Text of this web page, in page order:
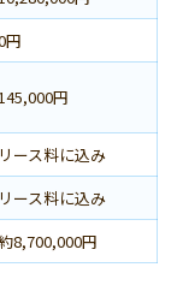
円
円
リース料に込み
リース料に込み
8,700,000円